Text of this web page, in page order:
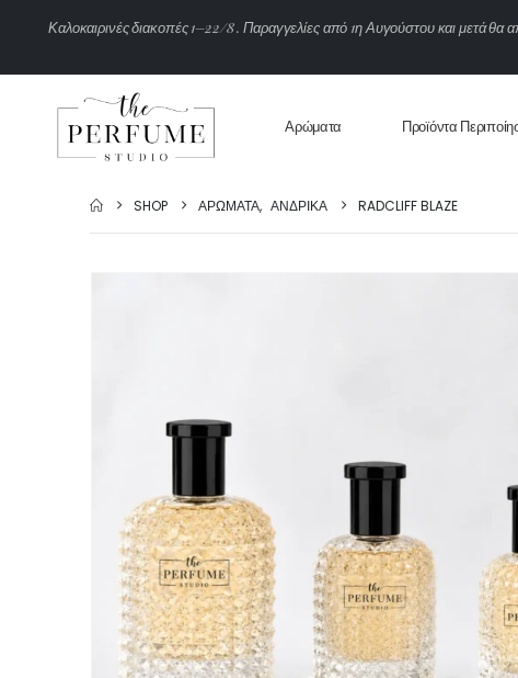
Καλοκαιρινέςδιακοπές 1–22/8. Παραγγελίεςαπό 1ηΑυγούστουκαιμετάθαα
Αρώματα Προϊόντα
SHOP ΑΡΏΜΑΤΑ, ΑΝΔΡΙΚΆ RADCLIFF BLAZE